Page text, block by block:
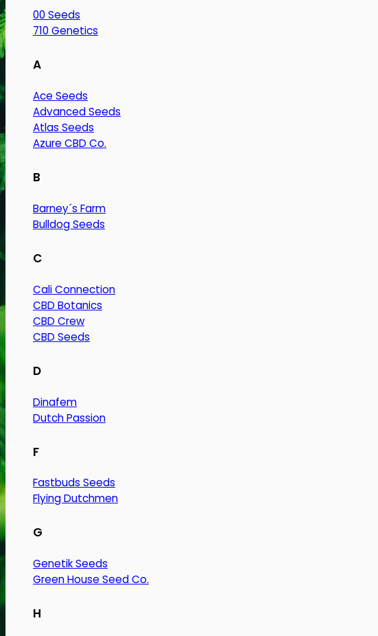
00 Seeds
710 Genetics
A
Ace Seeds
Advanced Seeds
Atlas Seeds
Azure CBD Co.
B
Barney´s Farm
Bulldog Seeds
C
Cali Connection
CBD Botanics
CBD Crew
CBD Seeds
D
Dinafem
Dutch Passion
F
Fastbuds Seeds
Flying Dutchmen
G
Genetik Seeds
Green House Seed Co.
H